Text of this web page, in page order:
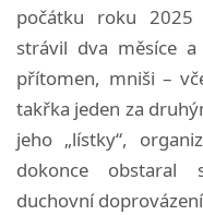
počátku roku 2025
strávil dva měsíce
přítomen, mniši –
takřka jeden za
jeho „lístky“,
dokonce obstaral
duchovní